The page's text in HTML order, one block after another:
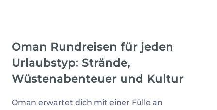
Oman Rundreisen für jeden
Urlaubstyp: Strände,
Wüstenabenteuer und Kultur
Oman erwartet dich mit einer Fülle an